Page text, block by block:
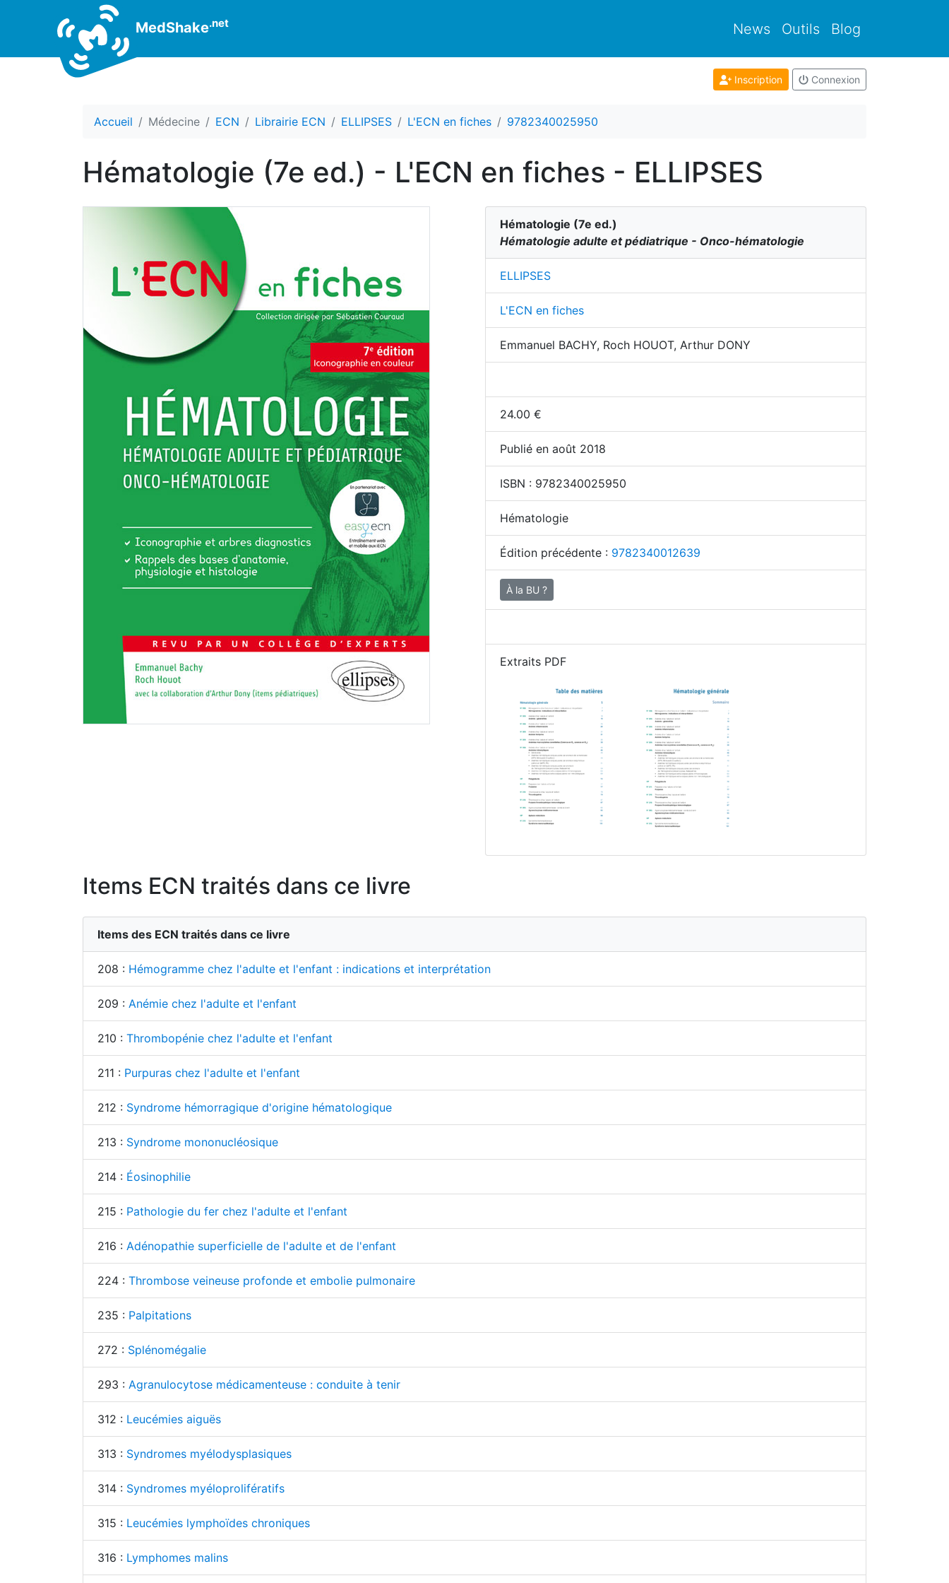
MedShake.net News Outils Blog
Inscription Connexion
Accueil Médecine ECN Librairie ECN ELLIPSES L'ECN en fiches 9782340025950
Hématologie (7e ed.) - L'ECN en fiches - ELLIPSES
Hématologie (7e ed.)
Hématologie adulte et pédiatrique - Onco-hématologie
ELLIPSES
L'ECN en fiches
Emmanuel BACHY, Roch HOUOT, Arthur DONY
24.00 €
Publié en août 2018
ISBN : 9782340025950
Hématologie
Édition précédente : 9782340012639
À la BU ?
Extraits PDF
Items ECN traités dans ce livre
Items des ECN traités dans ce livre
208 : Hémogramme chez l'adulte et l'enfant : indications et interprétation
209 : Anémie chez l'adulte et l'enfant
210 : Thrombopénie chez l'adulte et l'enfant
211 : Purpuras chez l'adulte et l'enfant
212 : Syndrome hémorragique d'origine hématologique
213 : Syndrome mononucléosique
214 : Éosinophilie
215 : Pathologie du fer chez l'adulte et l'enfant
216 : Adénopathie superficielle de l'adulte et de l'enfant
224 : Thrombose veineuse profonde et embolie pulmonaire
235 : Palpitations
272 : Splénomégalie
293 : Agranulocytose médicamenteuse : conduite à tenir
312 : Leucémies aiguës
313 : Syndromes myélodysplasiques
314 : Syndromes myéloprolifératifs
315 : Leucémies lymphoïdes chroniques
316 : Lymphomes malins